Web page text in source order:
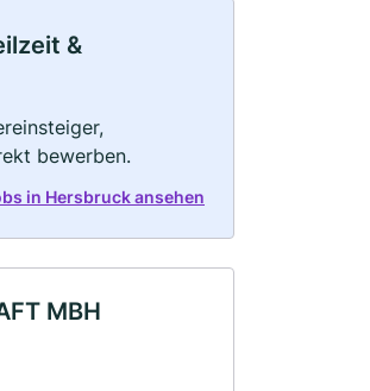
&
bewerben.
in Hersbruck ansehen
MBH